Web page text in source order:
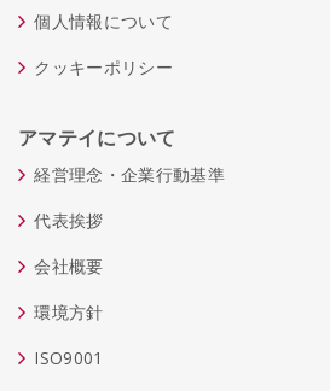
個人情報について
クッキーポリシー
アマテイについて
経営理念・企業行動基準
代表挨拶
会社概要
環境方針
ISO9001